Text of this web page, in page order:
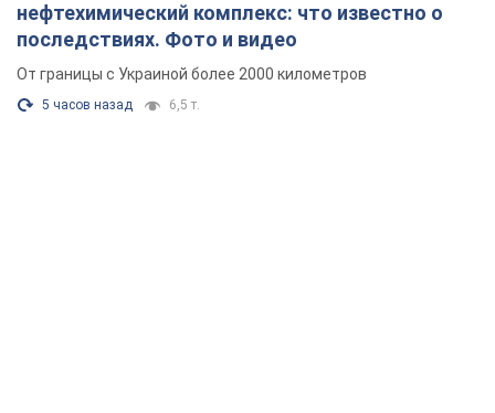
нефтехимический комплекс: что известно о
последствиях. Фото и видео
От границы с Украиной более 2000 километров
5 часов назад 6,5 т.